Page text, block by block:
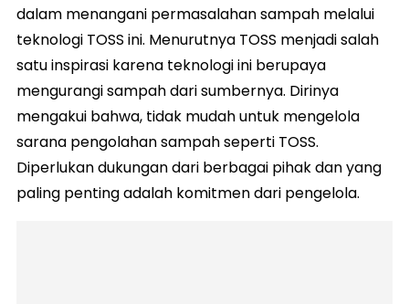
dalam menangani permasalahan sampah melalui
teknologi TOSS ini. Menurutnya TOSS menjadi salah
satu inspirasi karena teknologi ini berupaya
mengurangi sampah dari sumbernya. Dirinya
mengakui bahwa, tidak mudah untuk mengelola
sarana pengolahan sampah seperti TOSS.
Diperlukan dukungan dari berbagai pihak dan yang
paling penting adalah komitmen dari pengelola.